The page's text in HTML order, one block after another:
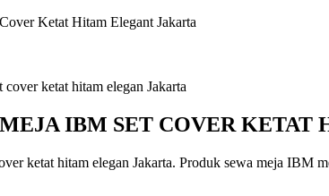
Ketat Hitam Elegant Jakarta
IBM SET COVER
ketat hitam elegan Jakarta. Produk sewa meja IBM